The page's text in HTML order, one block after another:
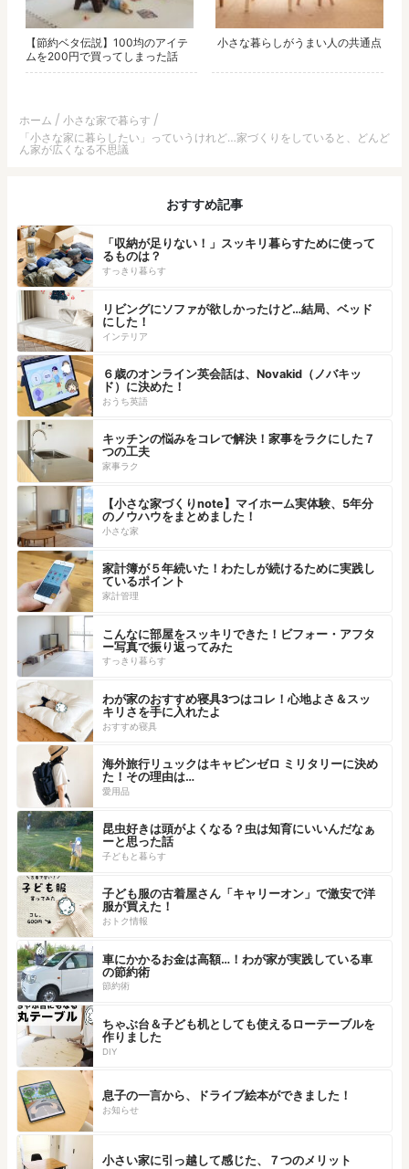
【節約ベタ伝説】100均のアイテ
ムを200円で買ってしまった話
小さな暮らしがうまい人の共通点
ホーム
小さな家で暮らす
「小さな家に暮らしたい」っていうけれど…家づくりをしていると、どんど
ん家が広くなる不思議
おすすめ記事
「収納が足りない！」スッキリ暮らすために使って
るものは？
すっきり暮らす
リビングにソファが欲しかったけど…結局、ベッド
にした！
インテリア
６歳のオンライン英会話は、Novakid（ノバキッ
ド）に決めた！
おうち英語
キッチンの悩みをコレで解決！家事をラクにした７
つの工夫
家事ラク
【小さな家づくりnote】マイホーム実体験、5年分
のノウハウをまとめました！
小さな家
家計簿が５年続いた！わたしが続けるために実践し
ているポイント
家計管理
こんなに部屋をスッキリできた！ビフォー・アフタ
ー写真で振り返ってみた
すっきり暮らす
わが家のおすすめ寝具3つはコレ！心地よさ＆スッ
キリさを手に入れたよ
おすすめ寝具
海外旅行リュックはキャビンゼロ ミリタリーに決め
た！その理由は…
愛用品
昆虫好きは頭がよくなる？虫は知育にいいんだなぁ
ーと思った話
子どもと暮らす
子ども服の古着屋さん「キャリーオン」で激安で洋
服が買えた！
おトク情報
車にかかるお金は高額…！わが家が実践している車
の節約術
節約術
ちゃぶ台＆子ども机としても使えるローテーブルを
作りました
DIY
息子の一言から、ドライブ絵本ができました！
お知らせ
小さい家に引っ越して感じた、７つのメリット